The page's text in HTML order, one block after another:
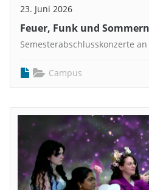
23. Juni 2026
Feuer, Funk und
Semesterabschlusskonzerte
Campus